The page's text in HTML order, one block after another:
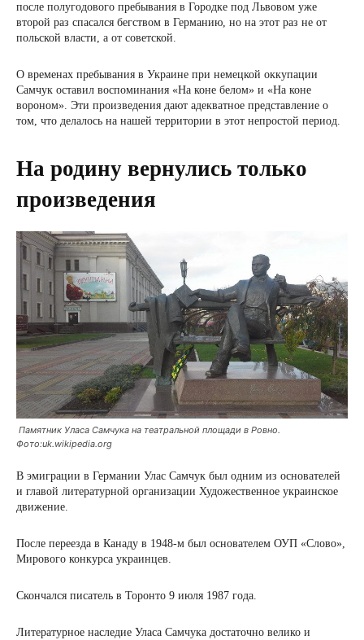
после полугодового пребывания в Городке под Львовом уже
второй раз спасался бегством в Германию, но на этот раз не от
польской власти, а от советской.
О временах пребывания в Украине при немецкой оккупации
Самчук оставил воспоминания «На коне белом» и «На коне
вороном». Эти произведения дают адекватное представление о
том, что делалось на нашей территории в этот непростой период.
На родину вернулись только
произведения
Памятник Уласа Самчука на театральной площади в Ровно.
Фото:uk.wikipedia.org
В эмиграции в Германии Улас Самчук был одним из основателей
и главой литературной организации Художественное украинское
движение.
После переезда в Канаду в 1948-м был основателем ОУП «Слово»,
Мирового конкурса украинцев.
Скончался писатель в Торонто 9 июля 1987 года.
Литературное наследие Уласа Самчука достаточно велико и